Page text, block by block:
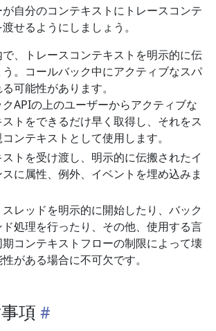
自分のコンテキストにトレースコンテ
せるようにしましょう。
、トレースコンテキストを明示的に伝
。コールバック中にアクティブなスパ
可能性があります。
APIの上のユーザーからアクティブな
ストをできるだけ早く取得し、それをス
ンテキストとして使用します。
ストを受け渡し、明示的に伝搬されたイ
に属性、例外、イベントを埋め込みま
スレッドを明示的に開始したり、バック
処理を行ったり、その他、使用する言
コンテキストフローの制限によって壊
がある場合に不可欠です。
項